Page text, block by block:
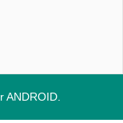
ANDROID.